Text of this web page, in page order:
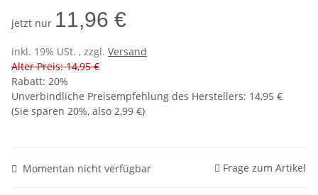
jetzt nur 11,96 €
inkl. 19% USt. , zzgl. Versand
Alter Preis: 14,95 €
Rabatt: 20%
Unverbindliche Preisempfehlung des Herstellers: 14,95 €
(Sie sparen 20%, also 2,99 €)
Momentan nicht verfügbar Frage zum Artikel